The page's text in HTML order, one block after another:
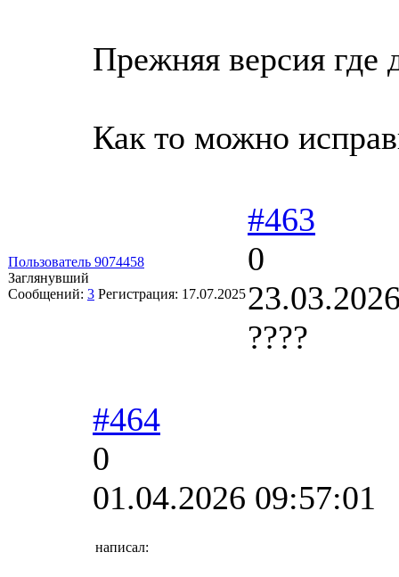
Прежняя версия где
Как то можно
Пользователь 9074458
Заглянувший
Сообщений: 3 Регистрация: 17.07.2025
#463
0
????
#464
0
01.04.2026 09:57:01
написал: